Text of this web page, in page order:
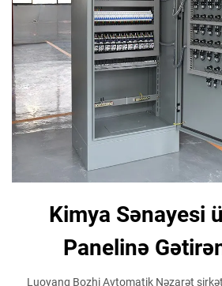
Kimya Sənayesi
Panelinə
Luoyanq Bozhi Avtomatik Nəzarət